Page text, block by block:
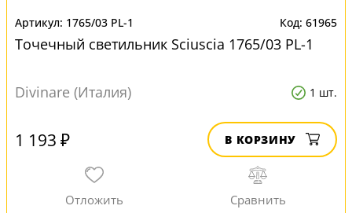
1765/03 PL-1 61965
Точечный светильник Sciuscia 1765/03 PL-1
Divinare (Италия) 1 шт.
1 193 ₽ В КОРЗИНУ